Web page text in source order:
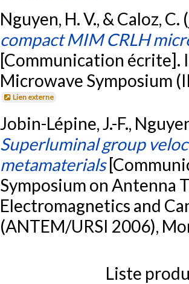
Nguyen, H. V., & Caloz,
compact MIM CRLH
[Communication écrite].
Microwave Symposium
Lien externe
Jobin-Lépine, J.-F.,
Superluminal group
metamaterials
Symposium on Antenna
Electromagnetics and
(ANTEM/URSI 2006),
Liste